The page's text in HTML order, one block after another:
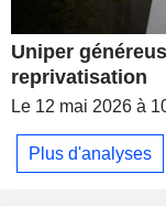
Uniper
reprivatisation
Le 12 mai 2026 à
Plus d'analyses